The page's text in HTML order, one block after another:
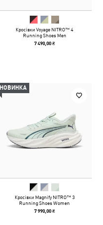
Кросівки Voyage NITRO™ 4
Running Shoes Men
7 490,00 ₴
НОВИНКА
Кросівки Magnify NITRO™ 3
Running Shoes Women
7 990,00 ₴